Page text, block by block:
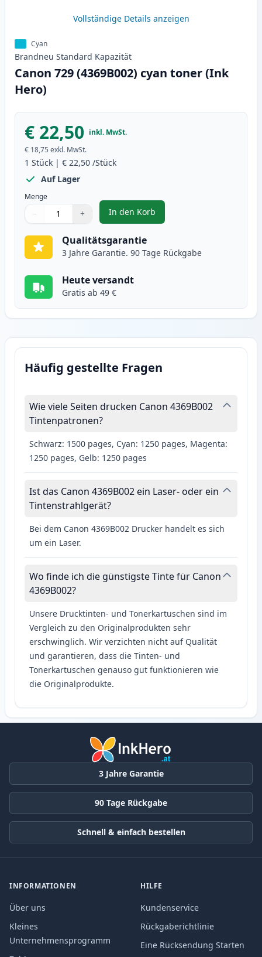
Vollständige Details anzeigen
Cyan
Brandneu Standard Kapazität
Canon 729 (4369B002) cyan toner (Ink
Hero)
€ 22,50 inkl. MwSt.
€ 18,75 exkl. MwSt.
1 Stück | € 22,50 /Stück
Auf Lager
Menge
Verwenden Sie die Tasten, um anzupassen
− +
1
In den Korb
, Canon 729 (4369B002) cyan
Qualitätsgarantie
3 Jahre Garantie. 90 Tage Rückgabe
Heute versandt
Gratis ab 49 €
Häufig gestellte Fragen
Wie viele Seiten drucken Canon 4369B002
Tintenpatronen?
Schwarz: 1500 pages, Cyan: 1250 pages, Magenta:
1250 pages, Gelb: 1250 pages
Ist das Canon 4369B002 ein Laser- oder ein
Tintenstrahlgerät?
Bei dem Canon 4369B002 Drucker handelt es sich
um ein Laser.
Wo finde ich die günstigste Tinte für Canon
4369B002?
Unsere Drucktinten- und Tonerkartuschen sind im
Vergleich zu den Originalprodukten sehr
erschwinglich. Wir verzichten nicht auf Qualität
und garantieren, dass die Tinten- und
Tonerkartuschen genauso gut funktionieren wie
die Originalprodukte.
3 Jahre Garantie
90 Tage Rückgabe
Schnell & einfach bestellen
INFORMATIONEN
Über uns
Kleines
Unternehmensprogramm
HILFE
Kundenservice
Rückgaberichtlinie
Eine Rücksendung Starten